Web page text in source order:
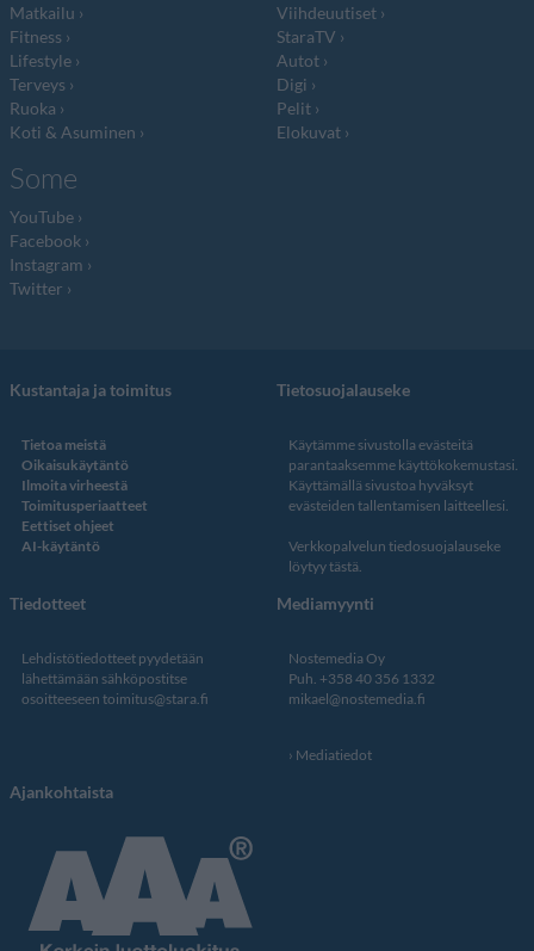
Matkailu
Fitness
Lifestyle
Terveys
Ruoka
Koti & Asuminen
Viihdeuutiset
StaraTV
Autot
Digi
Pelit
Elokuvat
Some
YouTube
Facebook
Instagram
Twitter
Kustantaja ja toimitus
Tietoa meistä
Oikaisukäytäntö
Ilmoita virheestä
Toimitusperiaatteet
Eettiset ohjeet
AI-käytäntö
Tietosuojalauseke
Käytämme sivustolla evästeitä
parantaaksemme käyttökokemustasi.
Käyttämällä sivustoa hyväksyt
evästeiden tallentamisen laitteellesi.
Verkkopalvelun tiedosuojalauseke
löytyy tästä
Tiedotteet
Lehdistötiedotteet pyydetään
lähettämään sähköpostitse
osoitteeseen toimitus@stara.fi
Mediamyynti
Nostemedia Oy
Puh. +358 40 356 1332
mikael@nostemedia.fi
Mediatiedot
Ajankohtaista